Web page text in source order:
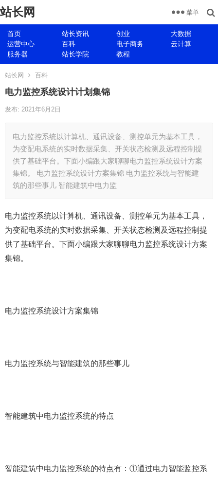
站长网
首页 站长资讯 创业
大数据
运营中心
百科 电子商务
云计算
服务器
站长学院 教程
菜单
站长网 百科
电力监控系统设计计划集锦
发布: 2021年6月2日
电力监控系统以计算机、通讯设备、测控单元为基本工具，
为变配电系统的实时数据采集、开关状态检测及远程控制提
供了基础平台。下面小编跟大家聊聊电力监控系统设计方案
集锦。 电力监控系统设计方案集锦 电力监控系统与智能建
筑的那些事儿 智能建筑中电力监
电力监控系统以计算机、通讯设备、测控单元为基本工具，
为变配电系统的实时数据采集、开关状态检测及远程控制提
供了基础平台。下面小编跟大家聊聊电力监控系统设计方案
集锦。
电力监控系统设计方案集锦
电力监控系统与智能建筑的那些事儿
智能建筑中电力监控系统的特点
智能建筑中电力监控系统的特点有：①通过电力智能监控系